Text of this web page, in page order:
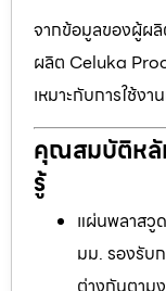
จากข้อมูลของผู้ผ
ผลิต Celuka
เหมาะกับการใช้ง
คุณสมบัติห
รู้
แผ่นพลาสวู
มม. รองรับ